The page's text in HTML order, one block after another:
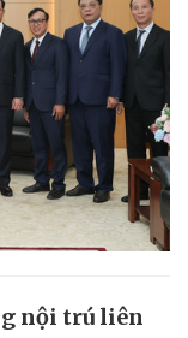
nội trú liên